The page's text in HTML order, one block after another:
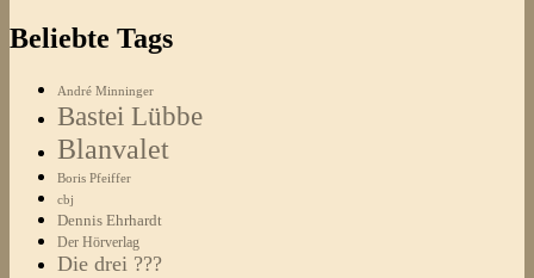
Beliebte Tags
André Minninger
Bastei Lübbe
Blanvalet
Boris Pfeiffer
cbj
Dennis Ehrhardt
Der Hörverlag
Die drei ???